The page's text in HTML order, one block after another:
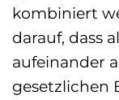
kombiniert
darauf, dass
aufeinander
gesetzlichen